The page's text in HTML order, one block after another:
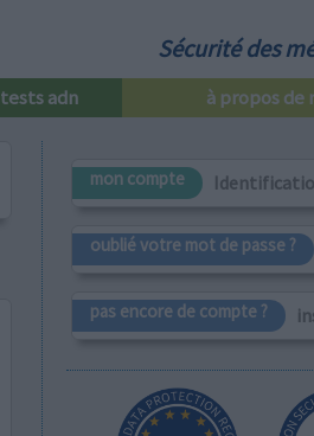
Sécurité des
tests adn à propos de
mon compte
oublié votre mot de passe ?
pas encore de compte ?